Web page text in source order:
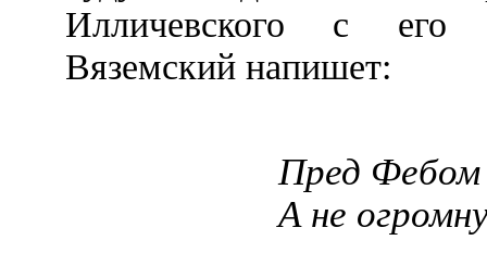
Илличевского с его
Вяземский напишет:
Пред
А не